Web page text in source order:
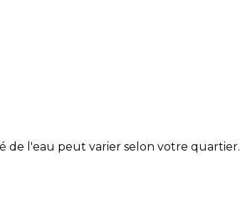
de l'eau peut varier selon votre quartier.